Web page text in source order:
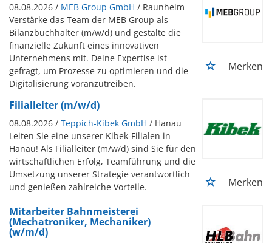
08.08.2026 / MEB Group GmbH / Raunheim
Verstärke das Team der MEB Group als
Bilanzbuchhalter (m/w/d) und gestalte die
finanzielle Zukunft eines innovativen
Unternehmens mit. Deine Expertise ist
gefragt, um Prozesse zu optimieren und die
Digitalisierung voranzutreiben.
Merken
Filialleiter (m/w/d)
08.08.2026 / Teppich-Kibek GmbH / Hanau
Leiten Sie eine unserer Kibek-Filialen in
Hanau! Als Filialleiter (m/w/d) sind Sie für den
wirtschaftlichen Erfolg, Teamführung und die
Umsetzung unserer Strategie verantwortlich
und genießen zahlreiche Vorteile.
Merken
Mitarbeiter Bahnmeisterei
(Mechatroniker, Mechaniker)
(w/m/d)